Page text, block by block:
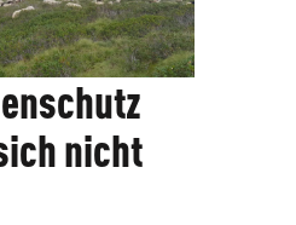
nicht